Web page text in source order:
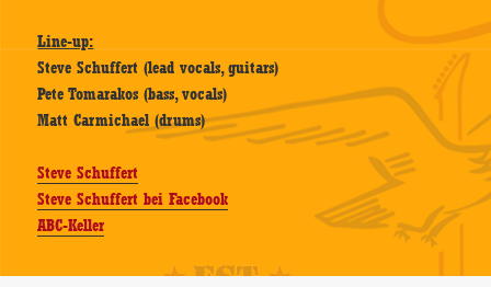
Line-up:
Steve Schuffert (lead vocals, guitars)
Pete Tomarakos (bass, vocals)
Matt Carmichael (drums)
Steve Schuffert
Steve Schuffert bei Facebook
ABC-Keller